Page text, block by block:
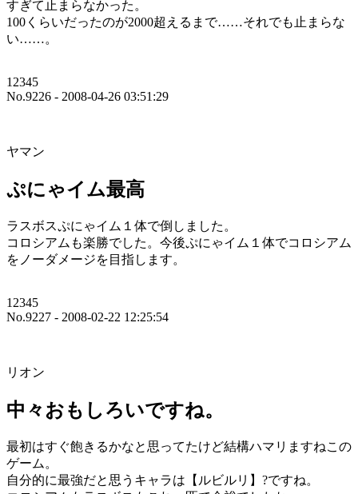
すぎて止まらなかった。
100くらいだったのが2000超えるまで……それでも止まらな
い……。
12345
No.9226 - 2008-04-26 03:51:29
ヤマン
ぷにゃイム最高
ラスボスぷにゃイム１体で倒しました。
コロシアムも楽勝でした。今後ぷにゃイム１体でコロシアム
をノーダメージを目指します。
12345
No.9227 - 2008-02-22 12:25:54
リオン
中々おもしろいですね。
最初はすぐ飽きるかなと思ってたけど結構ハマリますねこの
ゲーム。
自分的に最強だと思うキャラは【ルビルリ】?ですね。